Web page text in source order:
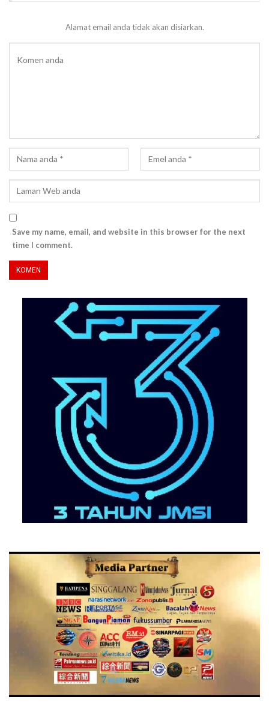
Alamat email anda tidak akan disiarkan.
Save my name, email, and website in this browser for the next
time I comment.